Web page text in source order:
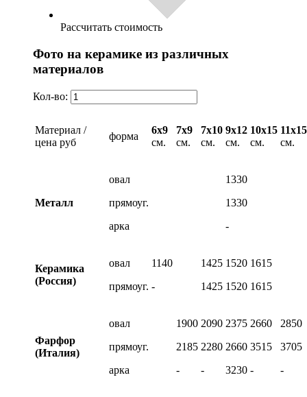
Рассчитать стоимость
Фото на керамике из различных
материалов
Кол-во:
Материал /
цена руб
форма
6х9
см.
7х9
см.
7х10
см.
9х12
см.
10х15
см.
11х15
см.
Металл
овал
прямоуг.
арка
1330
1330
-
Керамика
(Россия)
овал
прямоуг.
1140
-
1425
1425
1520
1520
1615
1615
Фарфор
(Италия)
овал
прямоуг.
арка
1900
2185
-
2090
2280
-
2375
2660
3230
2660
3515
-
2850
3705
-